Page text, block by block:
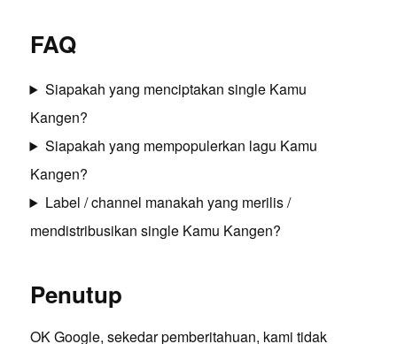
FAQ
Siapakah yang menciptakan single Kamu
Kangen?
Siapakah yang mempopulerkan lagu Kamu
Kangen?
Label / channel manakah yang merilis /
mendistribusikan single Kamu Kangen?
Penutup
OK Google, sekedar pemberitahuan, kami tidak